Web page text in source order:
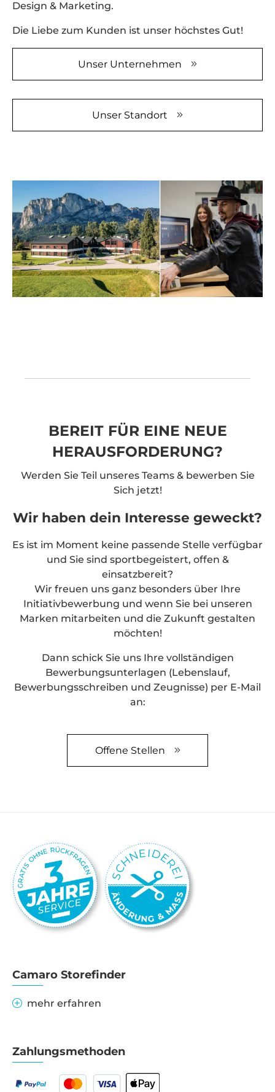
Sie die
Details
durch und
Nutzung
des Service
Mehr
Informationen
Akzeptieren
powered by
Usercentrics
Consent
Management
Design & Marketing.
Die Liebe zum Kunden ist unser höchstes Gut!
Unser Unternehmen
Unser Standort
BEREIT FÜR EINE NEUE
HERAUSFORDERUNG?
Werden Sie Teil unseres Teams & bewerben Sie
Sich jetzt!
Wir haben dein Interesse geweckt?
Es ist im Moment keine passende Stelle verfügbar
und Sie sind sportbegeistert, offen &
einsatzbereit?
Wir freuen uns ganz besonders über Ihre
Initiativbewerbung und wenn Sie bei unseren
Marken mitarbeiten und die Zukunft gestalten
möchten!
Dann schick Sie uns Ihre vollständigen
Bewerbungsunterlagen (Lebenslauf,
Bewerbungsschreiben und Zeugnisse) per E-Mail
an:
Offene Stellen
Camaro Storefinder
mehr erfahren
Zahlungsmethoden